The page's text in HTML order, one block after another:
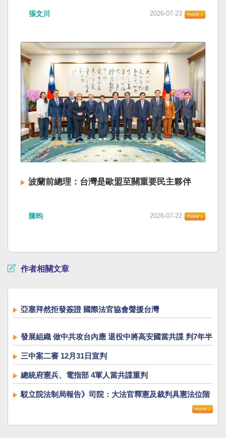
張文川 2026-07-23
波蘭前總理：台灣是歐盟至關重要民主夥伴
陳昀 2026-07-22
作者相關文章
亞塞拜然拒發簽證 國際法官協會聲援台灣
發展組織 做中共攻台內應 退役中將高安國當共諜 判7年半
三中案二審 12月31日宣判
總統府憲兵、電指部 4軍人當共諜重判
駁立院法制局報告》司院：大法官釋憲及裁判具憲法位階